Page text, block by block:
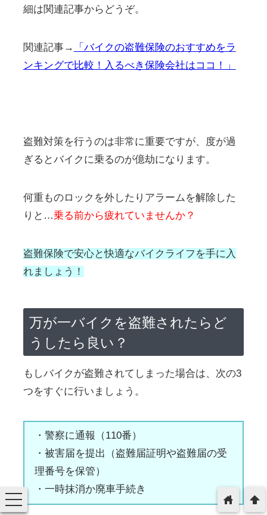
細は関連記事からどうぞ。
関連記事→
「バイクの盗難保険のおすすめをラ
ンキングで比較！入るべき保険会社はココ！」
盗難対策を行うのは非常に重要ですが、度が過
ぎるとバイクに乗るのが億劫になります。
何重ものロックを外したりアラームを解除した
りと…乗る前から疲れていませんか？
盗難保険で安心と快適なバイクライフを手に入
れましょう！
万が一バイクを盗難されたらど
うしたら良い？
もしバイクが盗難されてしまった場合は、次の3
つをすぐに行いましょう。
・警察に通報（110番）
・被害届を提出（盗難届証明や盗難届の受
理番号を保管）
・一時抹消か廃車手続き
toggle
navigation
arrowup
home